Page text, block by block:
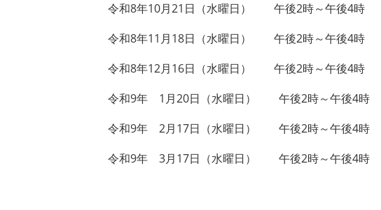
令和8年10月21日（水曜日） 午後2時～午後4時
令和8年11月18日（水曜日） 午後2時～午後4時
令和8年12月16日（水曜日） 午後2時～午後4時
令和9年 1月20日（水曜日） 午後2時～午後4時
令和9年 2月17日（水曜日） 午後2時～午後4時
令和9年 3月17日（水曜日） 午後2時～午後4時